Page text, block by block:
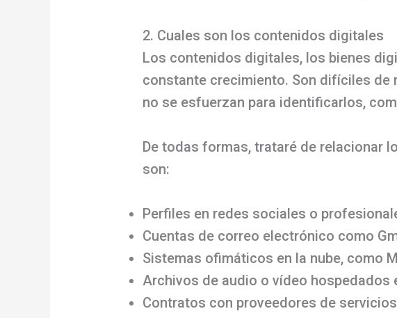
2. Cuales son los contenidos digitales
Los contenidos digitales, los bienes
constante crecimiento. Son difíciles de
no se esfuerzan para identificarlos,
De todas formas, trataré de relacionar
son:
Perfiles en redes sociales o
Cuentas de correo electrónico como
Sistemas ofimáticos en la nube, como
Archivos de audio o vídeo hospedados
Contratos con proveedores de